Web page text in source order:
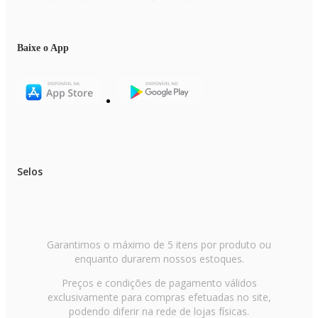
Baixe o App
Selos
Garantimos o máximo de 5 itens por produto ou
enquanto durarem nossos estoques.
Preços e condições de pagamento válidos
exclusivamente para compras efetuadas no site,
podendo diferir na rede de lojas físicas.